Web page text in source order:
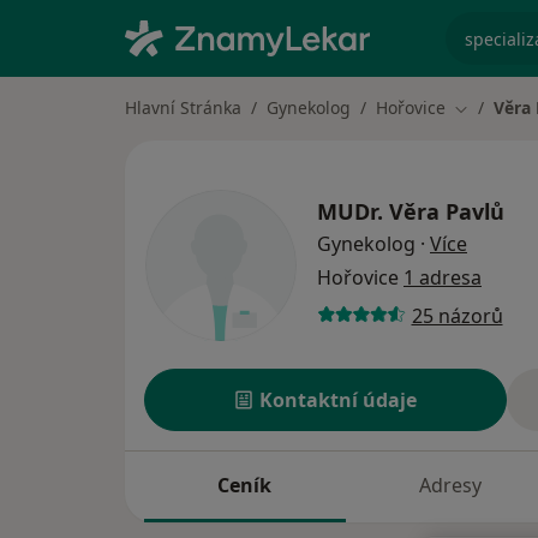
Hlavní Stránka Gynekolog Hořovice ZměnaVěra
MUDr. Věra Pavlů
Gynekolog · Více
Hořovice 1 adresa
25 názorů
Kontaktní údaje
Ceník Adresy